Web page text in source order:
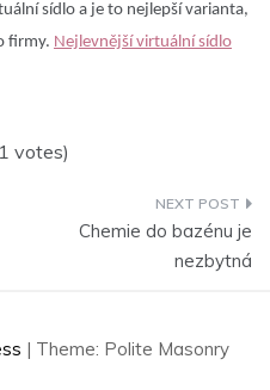
sídlo a je to nejlepší varianta,
firmy. Nejlevnější virtuální sídlo
votes)
Chemie do bazénu je
nezbytná
| Theme: Polite Masonry